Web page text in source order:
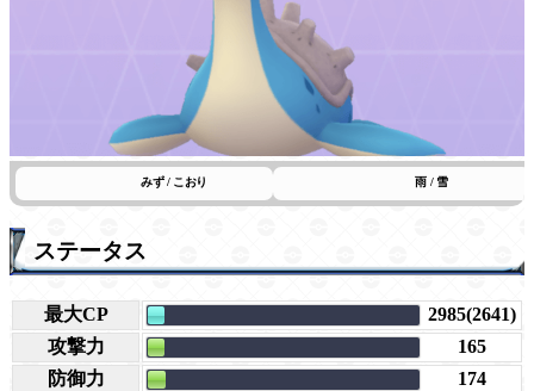
みず / こおり 雨 / 雪
ステータス
最大CP
2985(2641)
攻撃力
165
防御力
174